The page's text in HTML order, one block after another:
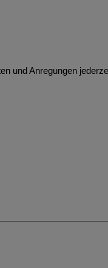
und Anregungen